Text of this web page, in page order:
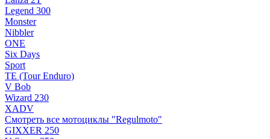
Legend 300
Monster
Nibbler
ONE
Six Days
Sport
TE (Tour Enduro)
V Bob
Wizard 230
XADV
Смотреть все мотоциклы "Regulmoto"
GIXXER 250